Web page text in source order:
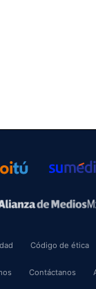
Código de ética
Contáctanos